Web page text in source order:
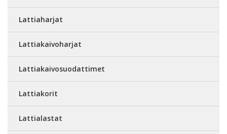
Lattiaharjat
Lattiakaivoharjat
Lattiakaivosuodattimet
Lattiakorit
Lattialastat